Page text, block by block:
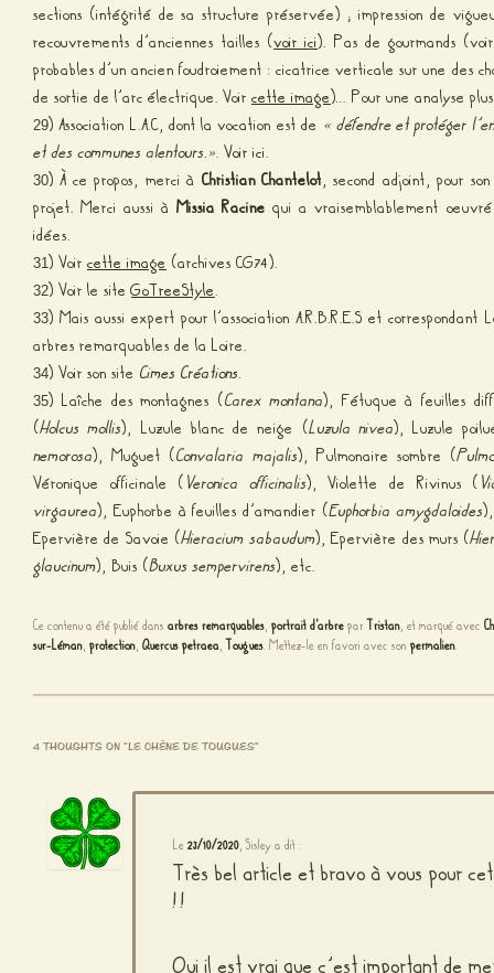
sections (intégrité de sa structure préservée) ; impression de
recouvrements d’anciennes tailles (voir ici). Pas de gourmands
probables d’un ancien foudroiement : cicatrice verticale sur une des
de sortie de l’arc électrique. Voir cette image)… Pour une analyse
29) Association L.A.C, dont la vocation est de « défendre et protéger
et des communes alentours.». Voir ici.
30) À ce propos, merci à Christian Chantelot, second adjoint, pour
projet. Merci aussi àMissia Racine qui a vraisemblablement
idées.
31 ) Voir cette image (archives CG74).
32) Voir le siteGoTreeStyle.
33) Mais aussi expert pour l’association A.R.B.R.E.S et correspondant
arbres remarquables de la Loire.
34) Voir son site Cimes Créations.
35) Laîche des montagnes (Carex montana), Fétuque à feuilles
(Holcus mollis), Luzule blanc de neige (Luzula nivea), Luzule
nemorosa), Muguet (Convalaria majalis), Pulmonaire sombre (
Véronique officinale (Veronica officinalis), Violette de Rivinus (
virgaurea), Euphorbe à feuilles d’amandier (Euphorbia amygdaloides
Epervière de Savoie (Hieracium sabaudum), Epervière des murs (
glaucinum), Buis (Buxus sempervirens), etc.
Ce contenu a été publié dans arbres remarquables, portrait d'arbreparTristan, et marqué avec
sur-Léman, protection, Quercus petraea,Tougues. Mettez-le en favori avec son permalien.
4 THOUGHTS ON “LE CHÊNE DE TOUGUES”
Le23/10/2020,Sisleya dit :
Très bel article et bravo à vous pour
!!
Oui il est vrai que c’est important de